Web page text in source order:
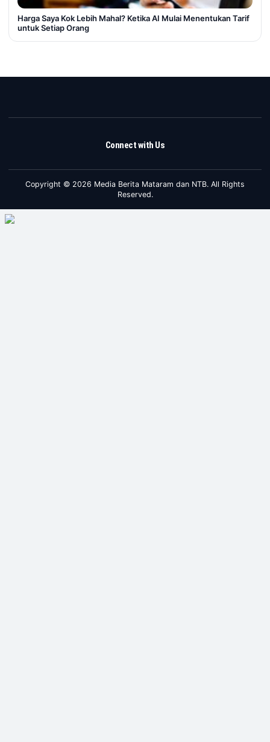
Harga Saya Kok Lebih Mahal? Ketika AI Mulai Menentukan Tarif
untuk Setiap Orang
Connect with Us
Copyright © 2026 Media Berita Mataram dan NTB. All Rights
Reserved.